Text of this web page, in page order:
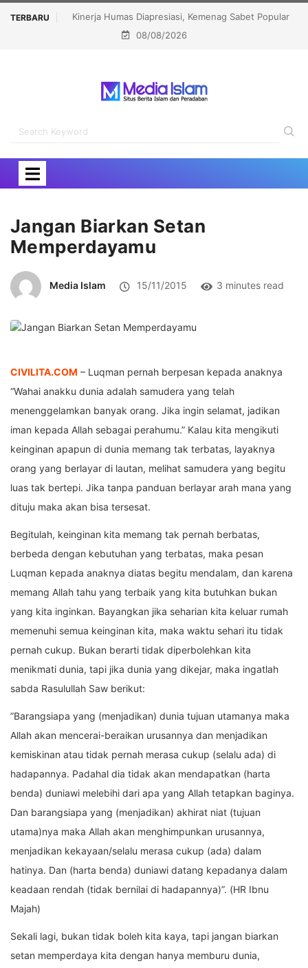
TERBARU
Sabet Popular
Menhaj: IKLHI 2026 Bukti Layanan Haji Kian
08/08/2026
Jangan Biarkan Setan
Memperdayamu
Media Islam 15/11/2015 3 minutes read
CIVILITA.COM – Luqman pernah berpesan kepada anaknya
“Wahai anakku dunia adalah samudera yang telah
menenggelamkan banyak orang. Jika ingin selamat, jadikan
iman kepada Allah sebagai perahumu.” Kalau kita mengikuti
keinginan apapun di dunia memang tak terbatas, layaknya
orang yang berlayar di lautan, melihat samudera yang begitu
luas tak bertepi. Jika tanpa panduan berlayar arah mana yang
dituju maka akan bisa tersesat.
Begitulah, keinginan kita memang tak pernah berbatas,
berbeda dengan kebutuhan yang terbatas, maka pesan
Luqman kepada anaknya diatas begitu mendalam, dan karena
memang Allah tahu yang terbaik yang kita butuhkan bukan
yang kita inginkan. Bayangkan jika seharian kita keluar rumah
memenuhi semua keinginan kita, maka waktu sehari itu tidak
pernah cukup. Bukan berarti tidak diperbolehkan kita
menikmati dunia, tapi jika dunia yang dikejar, maka ingatlah
sabda Rasulullah Saw berikut:
”Barangsiapa yang (menjadikan) dunia tujuan utamanya maka
Allah akan mencerai-beraikan urusannya dan menjadikan
kemiskinan atau tidak pernah merasa cukup (selalu ada) di
hadapannya. Padahal dia tidak akan mendapatkan (harta
benda) duniawi melebihi dari apa yang Allah tetapkan baginya.
Dan barangsiapa yang (menjadikan) akhirat niat (tujuan
utama)nya maka Allah akan menghimpunkan urusannya,
menjadikan kekayaan/selalu merasa cukup (ada) dalam
hatinya. Dan (harta benda) duniawi datang kepadanya dalam
keadaan rendah (tidak bernilai di hadapannya)”. (HR Ibnu
Majah)
Sekali lagi, bukan tidak boleh kita kaya, tapi jangan biarkan
setan memperdaya kita dengan hanya memburu dunia,